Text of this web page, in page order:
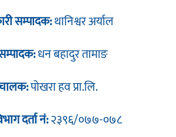
सम्पादक:थानिश्वर अर्याल
धन बहादुर तामाङ
पोखरा हव प्रा.लि.
दर्ता नं:२३९६/०७७-०७८